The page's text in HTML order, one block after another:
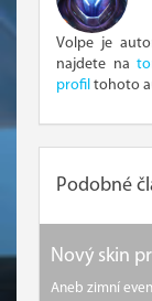
Volpe je
najdete na
profil tohoto
Podobné
Nový skin
Aneb zimní